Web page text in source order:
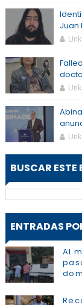
Juan
BUSCAR ESTE
ENTRADAS
Al